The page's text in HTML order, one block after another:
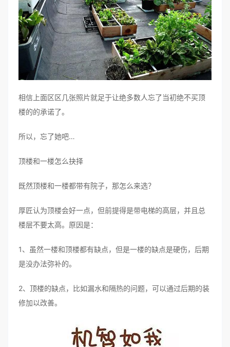
相信上面区区几张照片就足于让绝多数人忘了当初绝不买顶
楼的的承诺了。
所以，忘了她吧…
顶楼和一楼怎么抉择
既然顶楼和一楼都带有院子，那怎么来选？
厚匠认为顶楼会好一点，但前提得是带电梯的高层，并且总
楼层不要太高。原因是：
1、虽然一楼和顶楼都有缺点，但是一楼的缺点是硬伤，后期
是没办法弥补的。
2、顶楼的缺点，比如漏水和隔热的问题，可以通过后期的装
修加以改善。